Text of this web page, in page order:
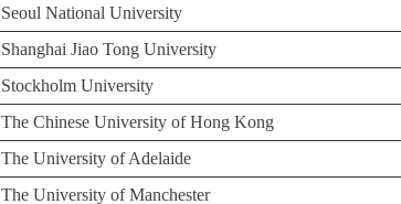
Seoul National University
Shanghai Jiao Tong University
Stockholm University
The Chinese University of Hong Kong
The University of Adelaide
The University of Manchester